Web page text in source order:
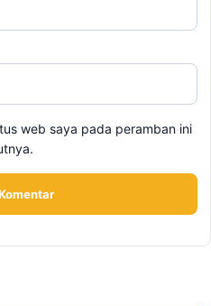
web saya pada peramban ini